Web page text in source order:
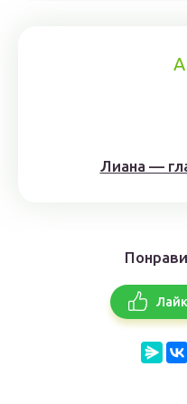
Лиана —